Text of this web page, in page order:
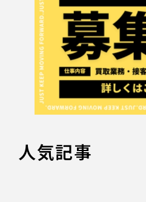
人気記事